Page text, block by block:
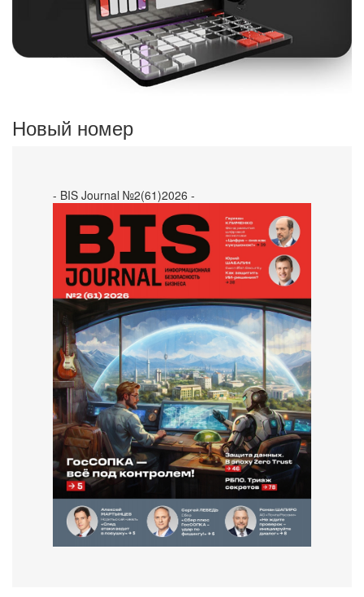
Новый номер
- BIS Journal №2(61)2026 -